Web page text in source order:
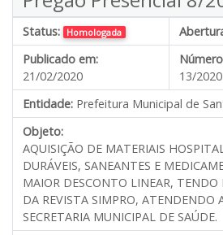
Status: Homologada
Publicado em:
21/02/2020
13/2020
Entidade: Prefeitura Municipal de
Objeto:
AQUISIÇÃO DE MATERIAIS
DURÁVEIS, SANEANTES E
MAIOR DESCONTO LINEAR, TENDO
DA REVISTA SIMPRO, ATENDENDO
SECRETARIA MUNICIPAL DE SAÚDE.